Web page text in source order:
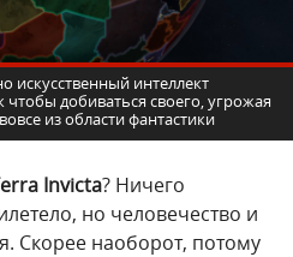
искусственный интеллект
добиваться своего, угрожая
из области фантастики
Invicta? Ничего
но человечество и
Скорее наоборот, потому